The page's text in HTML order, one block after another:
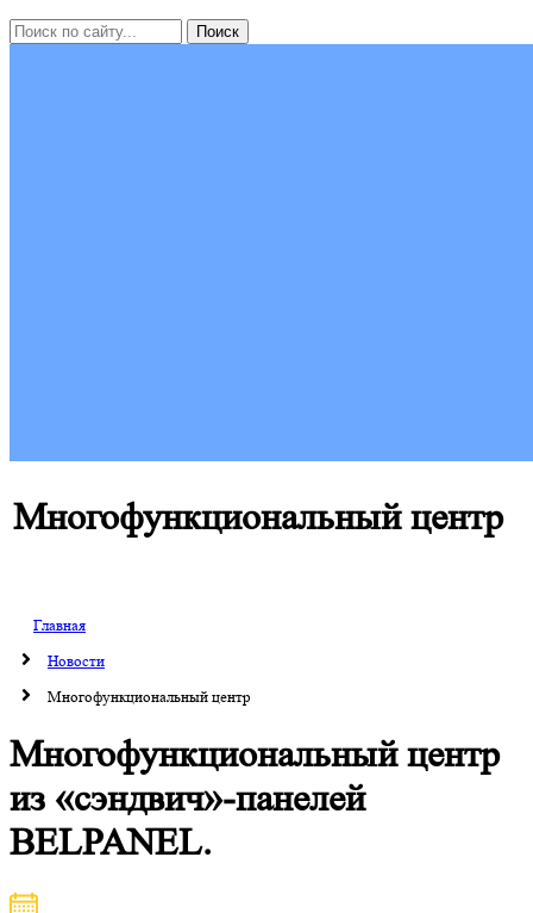
Многофункциональный центр
Главная
Новости
Многофункциональный центр
Многофункциональный центр
из «сэндвич»-панелей
BELPANEL.